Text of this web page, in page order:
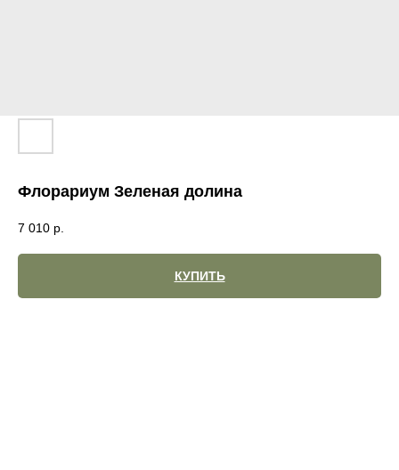
Флорариум Зеленая долина
7 010 р.
КУПИТЬ